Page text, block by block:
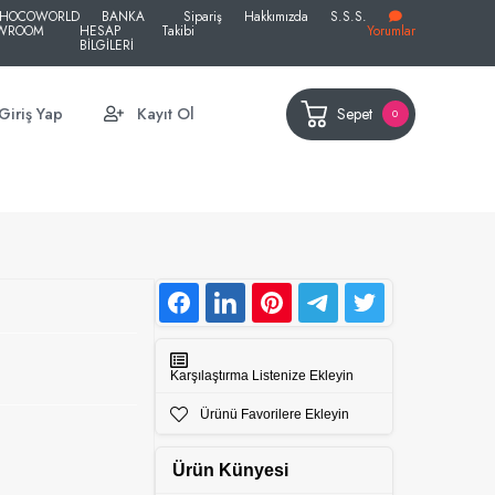
BANKA
HESAP
BİLGİLERİ
Sipariş
Takibi
Hakkımızda S.S.S.
Yorumlar
Yap Kayıt Ol Sepet 0
Karşılaştırma Listenize Ekleyin
Ürünü Favorilere Ekleyin
Ürün Künyesi